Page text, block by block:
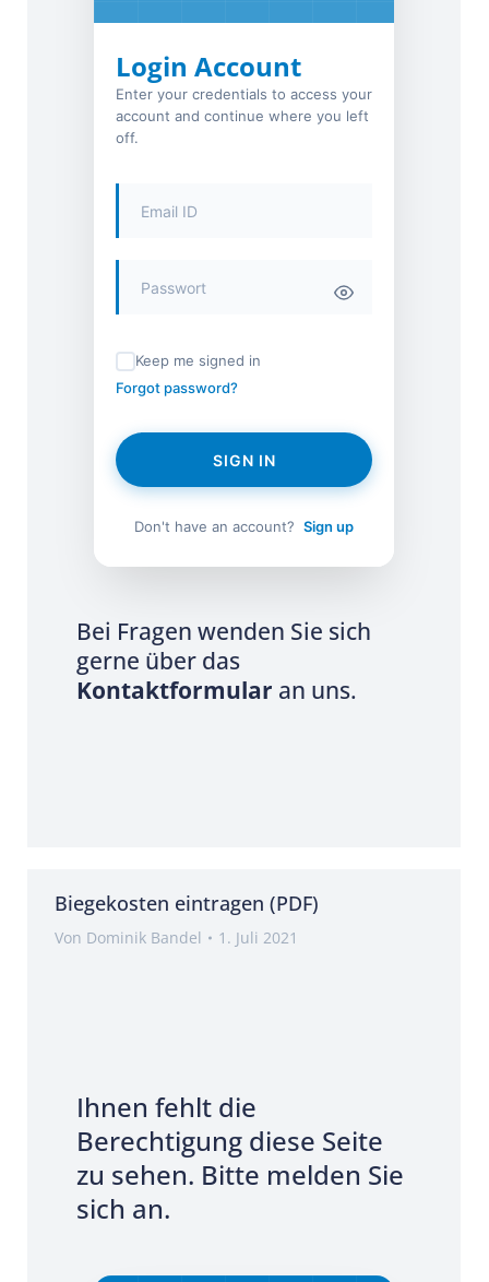
Login Account
Enter your credentials to access your
account and continue where you left
off.
Keep me signed in
Forgot password?
SIGN IN
Don't have an account? Sign up
Bei Fragen wenden Sie sich
gerne über das
Kontaktformular an uns.
Biegekosten eintragen (PDF)
Von Dominik Bandel 1. Juli 2021
Ihnen fehlt die
Berechtigung diese Seite
zu sehen. Bitte melden Sie
sich an.